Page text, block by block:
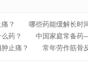
？ 哪些药能缓解长时
药？
中国家庭常备药
止痛？
常年劳作筋骨